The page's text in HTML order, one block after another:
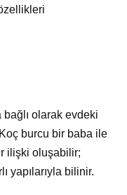
olarak evdeki
burcu bir baba ile
ilişki oluşabilir;
yapılarıyla bilinir.